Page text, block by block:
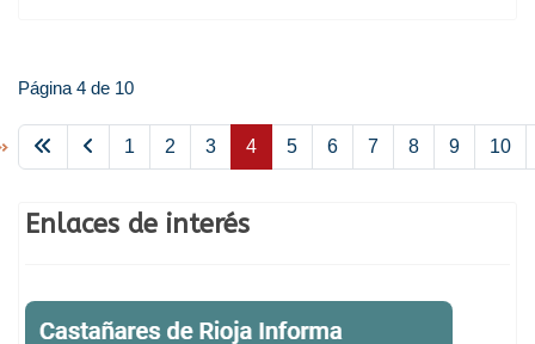
Página 4 de 10
1 2 3 4 5 6 7 8 9 10
Enlaces de interés